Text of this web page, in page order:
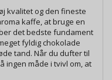
kvalitet og den fineste
kaffe, at bruge en
det bedste fundament
fyldig chokolade
tand. Når du dufter til
ingen måde i tvivl om, at